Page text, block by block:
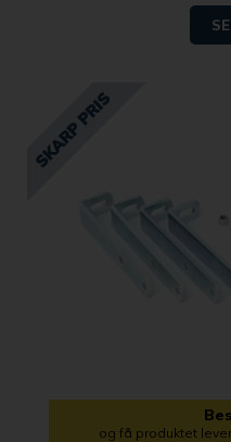
og få produktet